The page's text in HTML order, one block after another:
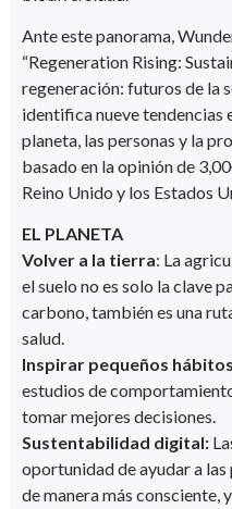
Ante este panorama,
“Regeneration Rising:
regeneración: futuros de la
identifica nueve tendencias
planeta, las personas y la
basado en la opinión de
Reino Unido y los Estados
EL PLANETA
Volver a la tierra: La
el suelo no es solo la clave
carbono, también es una
salud.
Inspirar pequeños hábitos
estudios de
tomar mejores decisiones.
Sustentabilidad digital:
oportunidad de ayudar a
de manera más consciente,